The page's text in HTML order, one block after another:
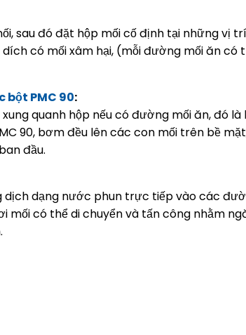
sau đó đặt hộp mối cố định tại những vị
có mối xâm hại, (mỗi đường mối ăn có
bột PMC 90:
quanh hộp nếu có đường mối ăn, đó
90, bơm đều lên các con mối trên bề
đầu.
dịch dạng nước phun trực tiếp vào các
mối có thể di chuyển và tấn công nhằm